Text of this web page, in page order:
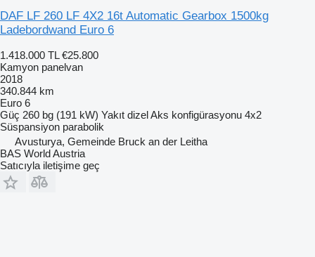
DAF LF 260 LF 4X2 16t Automatic Gearbox 1500kg
Ladebordwand Euro 6
1.418.000 TL €25.800
Kamyon panelvan
2018
340.844 km
Euro 6
Güç 260 bg (191 kW) Yakıt dizelAks konfigürasyonu 4x2
Süspansiyon parabolik
Avusturya, Gemeinde Bruck an der Leitha
BAS World Austria
Satıcıyla iletişime geç